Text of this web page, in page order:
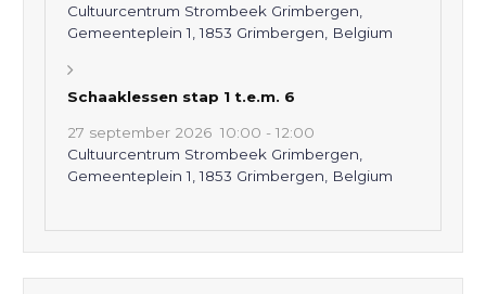
Cultuurcentrum Strombeek Grimbergen,
Gemeenteplein 1, 1853 Grimbergen, Belgium
Schaaklessen stap 1 t.e.m. 6
27 september 2026 10:00 -12:00
Cultuurcentrum Strombeek Grimbergen,
Gemeenteplein 1, 1853 Grimbergen, Belgium